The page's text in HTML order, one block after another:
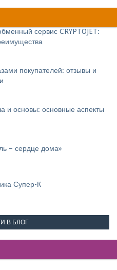
сервис CRYPTOJET:
покупателей: отзывы и
и основы: основные аспекты
– сердце дома»
Супер-К
В БЛОГ